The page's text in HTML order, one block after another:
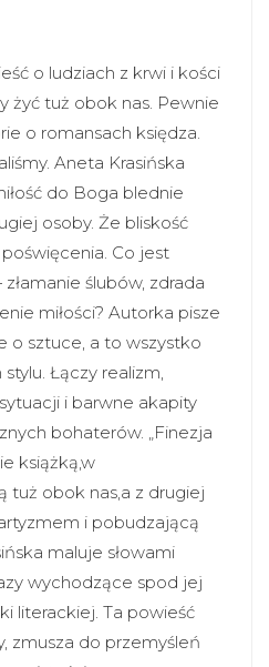
o ludziach z krwi i kości
tuż obok nas. Pewnie
o romansach księdza.
Aneta Krasińska
do Boga blednie
osoby. Że bliskość
Co jest
ślubów, zdrada
miłości? Autorka pisze
o sztuce, a to wszystko
Łączy realizm,
i barwne akapity
bohaterów. „Finezja
książką,w
tuż obok nas,a z drugiej
i pobudzającą
maluje słowami
wychodzące spod jej
literackiej. Ta powieść
zmusza do przemyśleń